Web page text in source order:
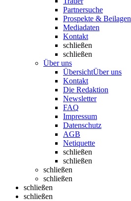
Partnersuche
Prospekte & Beilagen
Mediadaten
Kontakt
schließen
schließen
Über uns
ÜbersichtÜber uns
Kontakt
Die Redaktion
Newsletter
FAQ
Impressum
Datenschutz
AGB
Netiquette
schließen
schließen
schließen
schließen
schließen
schließen